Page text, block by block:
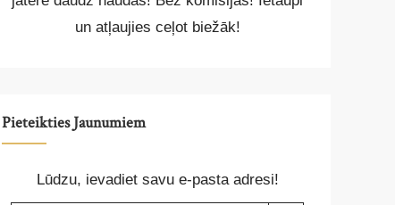
un atļaujies ceļot biežāk!
Pieteikties Jaunumiem
Lūdzu, ievadiet savu e-pasta adresi!